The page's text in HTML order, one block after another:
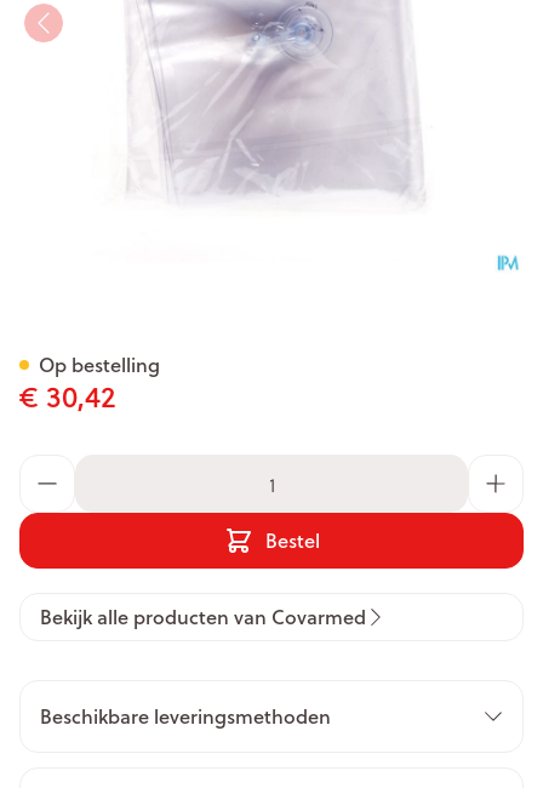
€ 30,42
Bestel
Op bestelling
Bekijk alle producten van Covarmed
Beschikbare leveringsmethoden